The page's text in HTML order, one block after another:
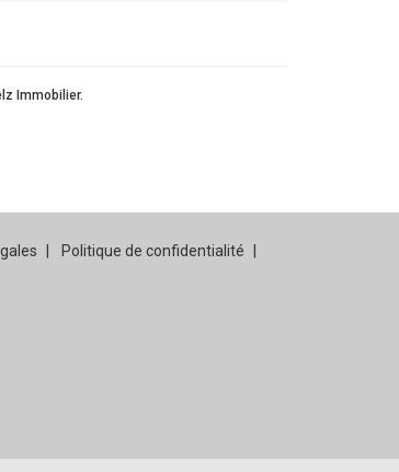
Immobilier.
Politique de confidentialité